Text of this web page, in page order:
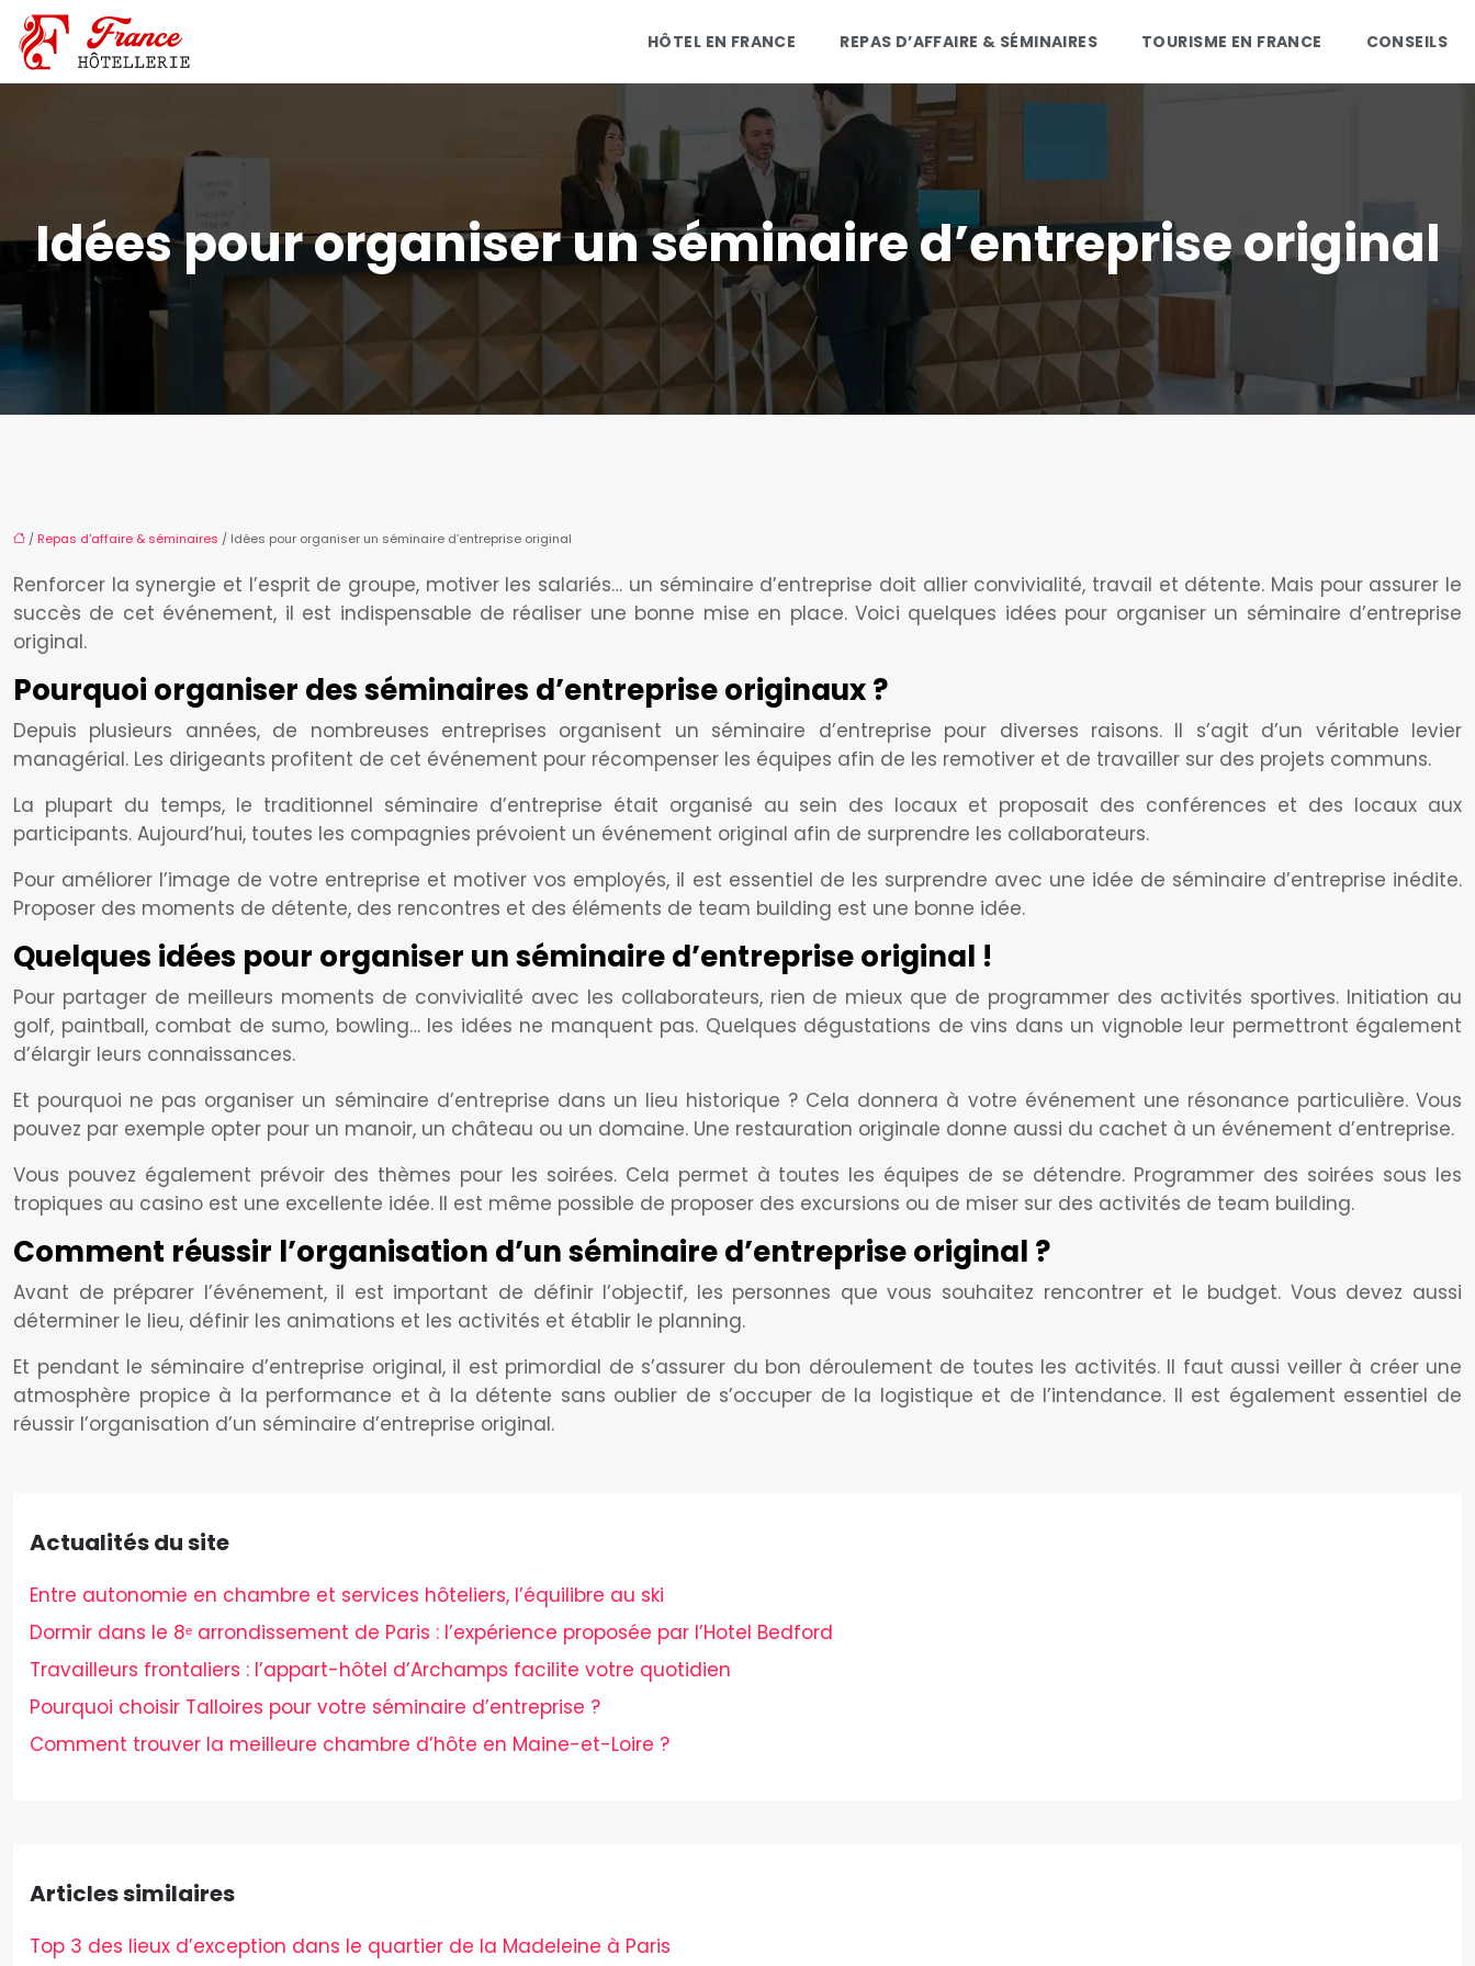
HÔTEL EN FRANCE REPAS D’AFFAIRE & SÉMINAIRES TOURISME EN FRANCE CONSEILS
Idées pour organiser un séminaire d’entreprise original
/ Repas d'affaire & séminaires / Idées pour organiser un séminaire d’entreprise original
Renforcer la synergie et l’esprit de groupe, motiver les salariés… un séminaire d’entreprise doit allier convivialité, travail et détente. Mais pour assurer le
succès de cet événement, il est indispensable de réaliser une bonne mise en place. Voici quelques idées pour organiser un séminaire d’entreprise
original.
Pourquoi organiser des séminaires d’entreprise originaux ?
Depuis plusieurs années, de nombreuses entreprises organisent un séminaire d’entreprise pour diverses raisons. Il s’agit d’un véritable levier
managérial. Les dirigeants profitent de cet événement pour récompenser les équipes afin de les remotiver et de travailler sur des projets communs.
La plupart du temps, le traditionnel séminaire d’entreprise était organisé au sein des locaux et proposait des conférences et des locaux aux
participants. Aujourd’hui, toutes les compagnies prévoient un événement original afin de surprendre les collaborateurs.
Pour améliorer l’image de votre entreprise et motiver vos employés, il est essentiel de les surprendre avec une idée de séminaire d’entreprise inédite.
Proposer des moments de détente, des rencontres et des éléments de team building est une bonne idée.
Quelques idées pour organiser un séminaire d’entreprise original !
Pour partager de meilleurs moments de convivialité avec les collaborateurs, rien de mieux que de programmer des activités sportives. Initiation au
golf, paintball, combat de sumo, bowling… les idées ne manquent pas. Quelques dégustations de vins dans un vignoble leur permettront également
d’élargir leurs connaissances.
Et pourquoi ne pas organiser un séminaire d’entreprise dans un lieu historique ? Cela donnera à votre événement une résonance particulière. Vous
pouvez par exemple opter pour un manoir, un château ou un domaine. Une restauration originale donne aussi du cachet à un événement d’entreprise.
Vous pouvez également prévoir des thèmes pour les soirées. Cela permet à toutes les équipes de se détendre. Programmer des soirées sous les
tropiques au casino est une excellente idée. Il est même possible de proposer des excursions ou de miser sur des activités de team building.
Comment réussir l’organisation d’un séminaire d’entreprise original ?
Avant de préparer l’événement, il est important de définir l’objectif, les personnes que vous souhaitez rencontrer et le budget. Vous devez aussi
déterminer le lieu, définir les animations et les activités et établir le planning.
Et pendant le séminaire d’entreprise original, il est primordial de s’assurer du bon déroulement de toutes les activités. Il faut aussi veiller à créer une
atmosphère propice à la performance et à la détente sans oublier de s’occuper de la logistique et de l’intendance. Il est également essentiel de
réussir l’organisation d’un séminaire d’entreprise original.
Actualités du site
Entre autonomie en chambre et services hôteliers, l’équilibre au ski
Dormir dans le 8ᵉ arrondissement de Paris : l’expérience proposée par l’Hotel Bedford
Travailleurs frontaliers : l’appart-hôtel d’Archamps facilite votre quotidien
Pourquoi choisir Talloires pour votre séminaire d’entreprise ?
Comment trouver la meilleure chambre d’hôte en Maine-et-Loire ?
Articles similaires
Top 3 des lieux d’exception dans le quartier de la Madeleine à Paris